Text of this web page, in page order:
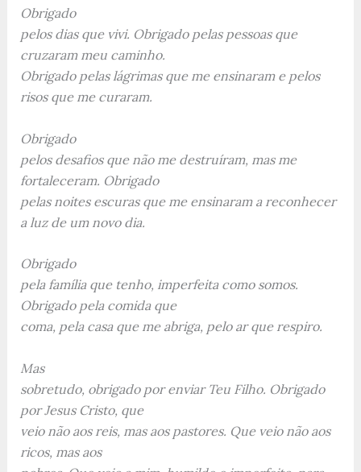
Obrigado
pelos dias que vivi. Obrigado pelas pessoas que
cruzaram meu caminho.
Obrigado pelas lágrimas que me ensinaram e pelos
risos que me curaram.
Obrigado
pelos desafios que não me destruíram, mas me
fortaleceram. Obrigado
pelas noites escuras que me ensinaram a reconhecer
a luz de um novo dia.
Obrigado
pela família que tenho, imperfeita como somos.
Obrigado pela comida que
coma, pela casa que me abriga, pelo ar que respiro.
Mas
sobretudo, obrigado por enviar Teu Filho. Obrigado
por Jesus Cristo, que
veio não aos reis, mas aos pastores. Que veio não aos
ricos, mas aos